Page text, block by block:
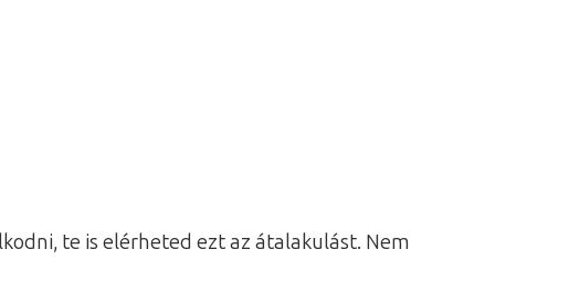
te is elérheted ezt az átalakulást. Nem